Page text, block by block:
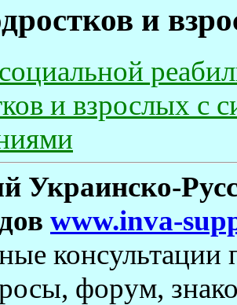
и
и взрослых с
Украинско-
www.inva-
форум,